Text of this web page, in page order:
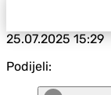
25.07.202515:29
Podijeli: